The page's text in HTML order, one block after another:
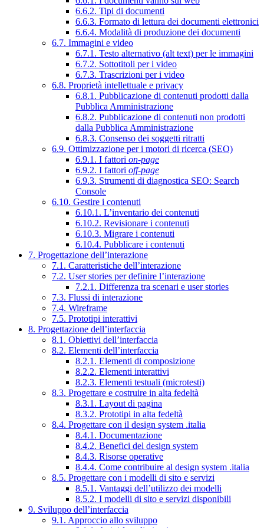
6.6.2. Tipi di documenti
6.6.3. Formato di lettura dei documenti elettronici
6.6.4. Modalità di produzione dei documenti
6.7. Immagini e video
6.7.1. Testo alternativo (alt text) per le immagini
6.7.2. Sottotitoli per i video
6.7.3. Trascrizioni per i video
6.8. Proprietà intellettuale e privacy
6.8.1. Pubblicazione di contenuti prodotti dalla
Pubblica Amministrazione
6.8.2. Pubblicazione di contenuti non prodotti
dalla Pubblica Amministrazione
6.8.3. Consenso dei soggetti ritratti
6.9. Ottimizzazione per i motori di ricerca (SEO)
6.9.1. I fattori on-page
6.9.2. I fattori off-page
6.9.3. Strumenti di diagnostica SEO: Search
Console
6.10. Gestire i contenuti
6.10.1. L’inventario dei contenuti
6.10.2. Revisionare i contenuti
6.10.3. Migrare i contenuti
6.10.4. Pubblicare i contenuti
7. Progettazione dell’interazione
7.1. Caratteristiche dell’interazione
7.2. User stories per definire l’interazione
7.2.1. Differenza tra scenari e user stories
7.3. Flussi di interazione
7.4. Wireframe
7.5. Prototipi interattivi
8. Progettazione dell’interfaccia
8.1. Obiettivi dell’interfaccia
8.2. Elementi dell’interfaccia
8.2.1. Elementi di composizione
8.2.2. Elementi interattivi
8.2.3. Elementi testuali (microtesti)
8.3. Progettare e costruire in alta fedeltà
8.3.1. Layout di pagina
8.3.2. Prototipi in alta fedeltà
8.4. Progettare con il design system .italia
8.4.1. Documentazione
8.4.2. Benefici del design system
8.4.3. Risorse operative
8.4.4. Come contribuire al design system .italia
8.5. Progettare con i modelli di sito e servizi
8.5.1. Vantaggi dell’utilizzo dei modelli
8.5.2. I modelli di sito e servizi disponibili
9. Sviluppo dell’interfaccia
9.1. Approccio allo sviluppo